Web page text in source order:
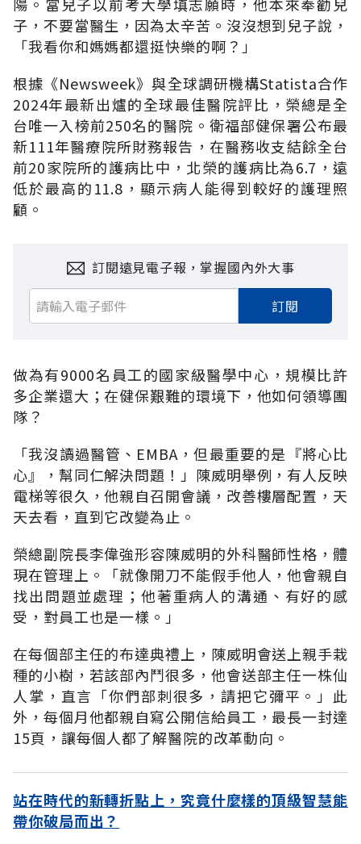
子，不要當醫生，因為太辛苦。沒沒想到兒子說，
「我看你和媽媽都還挺快樂的啊 ？」
根據《Newsweek》與全球調研機構Statista合作
2024年最新出爐的全球最佳醫院評比，榮總是全
台唯一入榜前250名的醫院。衛福部健保署公布最
新111年醫療院所財務報告，在醫務收支結餘全台
前20家院所的護病比中，北榮的護病比為6.7，遠
低於最高的11.8，顯示病人能得到較好的護理照
顧。
訂閱遠見電子報，掌握國內外大事
訂閱
做為有9000名員工的國家級醫學中心，規模比許
多企業還大；在健保艱難的環境下，他如何領導團
隊？
「我沒讀過醫管、EMBA，但最重要的是『將心比
心』， 幫同仁解決問題 ！」 陳威明舉例，有人反映
電梯等很久，他親自召開會議，改善樓層配置，天
天去看，直到它改變為止 。
榮總副院長李偉強形容陳威明的外科醫師性格，體
現在管理上 。「就像開刀不能假手他人，他會親自
找出問題並處理；他著重病人的溝通、有好的感
受，對員工也是一樣 。」
在每個部主任的布達典禮上，陳威明會送上親手栽
種的小樹，若該部內鬥很多，他會送部主任一株仙
人掌，直言「你們部刺很多，請把它彌平。」此
外，每個月他都親自寫公開信給員工，最長一封達
15頁，讓每個人都了解醫院的改革動向。
站在時代的新轉折點上，究竟什麼樣的頂級智慧能
帶你破局而出？